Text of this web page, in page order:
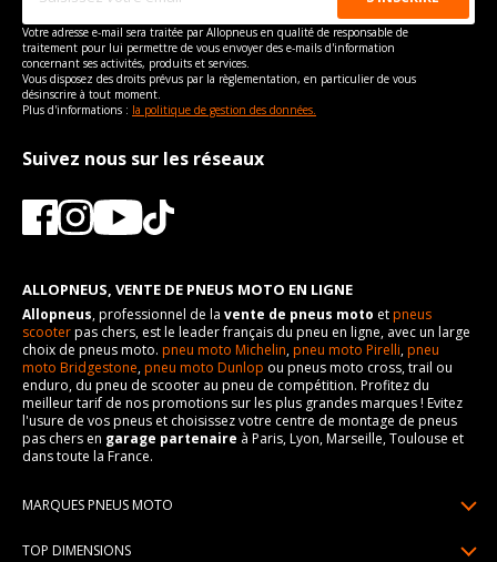
Votre adresse e-mail sera traitée par Allopneus en qualité de responsable de
traitement pour lui permettre de vous envoyer des e-mails d'information
concernant ses activités, produits et services.
Vous disposez des droits prévus par la règlementation, en particulier de vous
désinscrire à tout moment.
Plus d'informations : la politique de gestion des données.
Suivez nous sur les réseaux
ALLOPNEUS, VENTE DE PNEUS MOTO EN LIGNE
Allopneus, professionnel de la vente de pneus moto etpneus
scooterpas chers, est le leader français du pneu en ligne, avec un large
choix de pneus moto. pneu moto Michelin,pneu moto Pirelli,pneu
moto Bridgestone,pneu moto Dunlop ou pneus moto cross, trail ou
enduro, du pneu de scooter au pneu de compétition. Profitez du
meilleur tarif de nos promotions sur les plus grandes marques ! Evitez
l'usure de vos pneus et choisissez votre centre de montage de pneus
pas chers en garage partenaire à Paris, Lyon, Marseille, Toulouse et
dans toute la France.
MARQUES PNEUS MOTO
TOP DIMENSIONS